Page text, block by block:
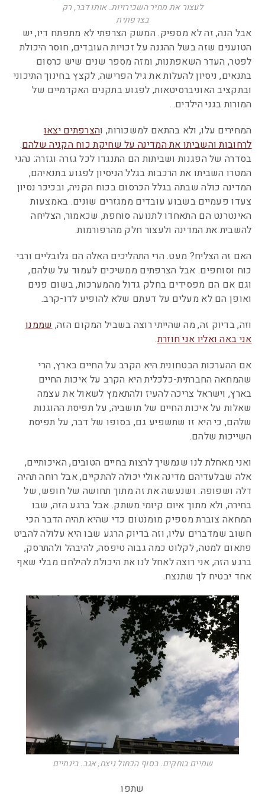
לעצור את מחיר השכירויות. אותו דבר, רק
בצרפתית
אבל הנה, זה לא מספיק. המשק הצרפתי לא מתפתח דיו, יש
הטוענים שזה בשל ההגנה על זכויות העובדים, חוסר היכולת
לפטר, העדר השאפתנות, ומזה מספר שנים שיש כרסום
בתנאים, ניסיון להעלות את גיל הפרישה, לקצץ בחינוך התיכוני
ובתקציב האוניברסיטאות, לפגוע בתקנים האקדמיים של
המורות בגני הילדים.
המחירים עלו, ולא בהתאם למשכורות, והצרפתים יצאו
לרחובות והשביתו את המדינה על שחיקת כוח הקניה שלהם.
בסדרה של הפגנות ושביתות הם התנגדו לכל גזרה וגזרה: נהגי
המטרו השביתו את הרכבות בגלל הניסיון לפגוע בתנאיהם,
המדינה כולה שבתה בגלל הכרסום בכוח הקניה, ובכיכר נסיון
צעדו פעמיים בשבוע עובדים ממגזרים שונים. באמצעות
האינטרנט הם התאחדו לתנועה סוחפת, שכאמור, הצליחה
להשבית את המדינה ולעצור חלק מהרפורמות.
האם זה הצליח? מעט. הרי התהליכים האלה הם גלובליים ורבי
כוח וסוחפים. אבל הצרפתים ממשיכים לעמוד על שלהם,
וגם אם הם מפסידים בחלק גדול מהמערכות, בשום פנים
ואופן הם לא מעלים על דעתם שלא להופיע לדו-קרב.
וזה, בדיוק זה, מה שהייתי רוצה בשביל המקום הזה, שממנו
אני באה ואליו אני חוזרת.
אם ההערכות הבטחונית היא הקרב על החיים בארץ, הרי
שהמחאה החברתית-כלכלית היא הקרב על איכות החיים
בארץ, וישראל צריכה להעיז ולהתאמץ לשאול את עצמה
שאלות על איכות החיים של תושביה, על תפיסת ההוגנות
שלהם, כי היא זו שתשפיע גם, בסופו של דבר, על תפיסת
השייכות שלהם.
ואני מאחלת לנו שנמשיך לרצות בחיים הטובים, האיכותיים,
אלה שבלעדיהם מדינה אולי יכולה להתקיים, אבל רוחה תהיה
דלה ושפופה. ושנעשה את זה מתוך תחושה של חופש, של
בחירה, ולא מתוך איום קיומי משתק. אבל ברגע הזה, שבו
המחאה צוברת מספיק מומנטום כדי שהיא תהיה הדבר הכי
חשוב שמדברים עליו, וזה בדיוק הרגע שבו היא עלולה להביט
פתאום למטה, לקלוט כמה גבוה טיפסה, להיבהל ולהתרסק,
ברגע הזה, אני רוצה לאחל לנו את היכולת להילחם מבלי שאף
אחד יבטיח לך שתנצח.
שמיים בוחקים. בסוף הכחול ניצח, אגב. בינתיים
שתפו